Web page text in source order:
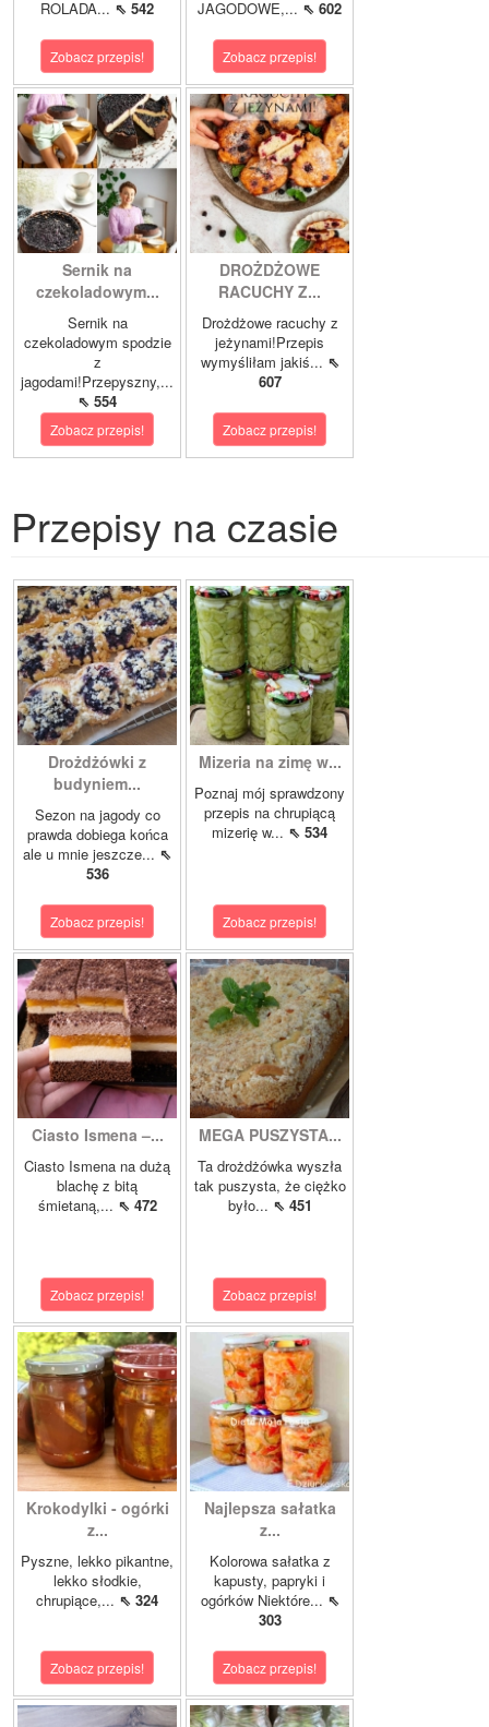
ROLADA... ⇖ 542
Zobacz przepis!
JAGODOWE,... ⇖ 602
Zobacz przepis!
Sernik na
czekoladowym...
Sernik na
czekoladowym spodzie
z
jagodami!Przepyszny,...
⇖ 554
Zobacz przepis!
DROŻDŻOWE
RACUCHY Z...
Drożdżowe racuchy z
jeżynami!Przepis
wymyśliłam jakiś... ⇖
607
Zobacz przepis!
Przepisy na czasie
Drożdżówki z
budyniem...
Sezon na jagody co
prawda dobiega końca
ale u mnie jeszcze... ⇖
536
Zobacz przepis!
Mizeria na zimę w...
Poznaj mój sprawdzony
przepis na chrupiącą
mizerię w... ⇖ 534
Zobacz przepis!
Ciasto Ismena –...
Ciasto Ismena na dużą
blachę z bitą
śmietaną,... ⇖ 472
Zobacz przepis!
MEGA PUSZYSTA...
Ta drożdżówka wyszła
tak puszysta, że ciężko
było... ⇖ 451
Zobacz przepis!
Krokodylki - ogórki
z...
Pyszne, lekko pikantne,
lekko słodkie,
chrupiące,... ⇖ 324
Zobacz przepis!
Najlepsza sałatka
z...
Kolorowa sałatka z
kapusty, papryki i
ogórków Niektóre... ⇖
303
Zobacz przepis!